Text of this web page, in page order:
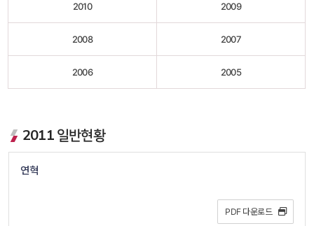
2010 2009
2008 2007
2006 2005
2011 일반현황
연혁
PDF 다운로드